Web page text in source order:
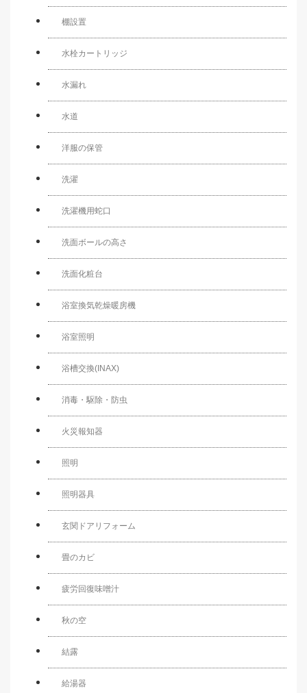
棚設置
水栓カートリッジ
水漏れ
水道
洋服の保管
洗濯
洗濯機用蛇口
洗面ボールの高さ
洗面化粧台
浴室換気乾燥暖房機
浴室照明
浴槽交換(INAX)
消毒・駆除・防虫
火災報知器
照明
照明器具
玄関ドアリフォーム
畳のカビ
疲労回復味噌汁
秋の空
結露
給湯器